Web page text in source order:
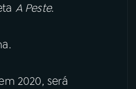
Facebook
A Peste.
2020, será